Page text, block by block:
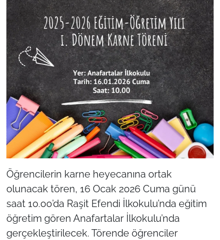
Öğrencilerin karne heyecanına ortak
olunacak tören, 16 Ocak 2026 Cuma günü
saat 10.00’da Raşit Efendi İlkokulu’nda eğitim
öğretim gören Anafartalar İlkokulu’nda
gerçekleştirilecek. Törende öğrenciler
Flaş Haber
Dış Haberler
Magazin
İş Dünyası
Bilim Teknoloji
English News
Canlı Maç
Genel-A
Gündem-Eğitim